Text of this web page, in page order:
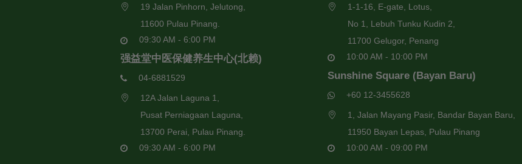
19 Jalan Pinhorn, Jelutong,
11600 Pulau Pinang.
09:30 AM - 6:00 PM
强益堂中医保健养生中心(北赖)
04-6881529
12A Jalan Laguna 1,
Pusat Perniagaan Laguna,
13700 Perai, Pulau Pinang.
09:30 AM - 6:00 PM
1-1-16, E-gate, Lotus,
No 1, Lebuh Tunku Kudin 2,
11700 Gelugor, Penang
10:00 AM - 10:00 PM
Sunshine Square (Bayan Baru)
+60 12-3455628
1, Jalan Mayang Pasir, Bandar Bayan Baru,
11950 Bayan Lepas, Pulau Pinang
10:00 AM - 09:00 PM